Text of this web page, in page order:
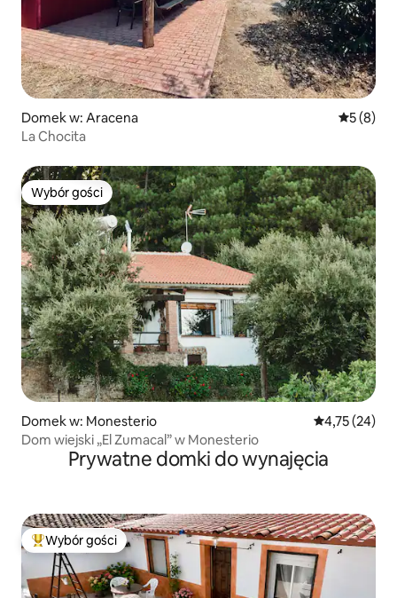
Domek w: Aracena Średnia
5 (8)
La Chocita
Wybór gości
Wybór gości
Domek w: Monesterio Średnia
4,75 (24)
Dom wiejski „El Zumacal” w Monesterio
Prywatne domki do wynajęcia
Najpopularniejsze z kategorii Wybór gości
Wybór gości